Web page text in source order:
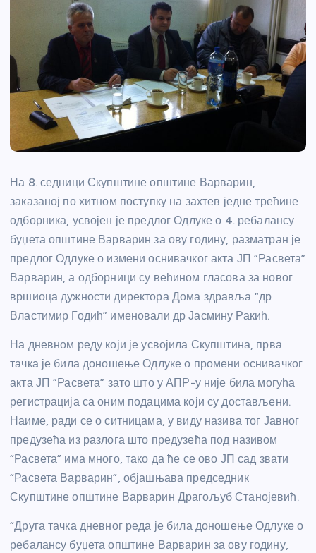
На 8. седници Скупштине општине Варварин,
заказаној по хитном поступку на захтев једне трећине
одборника, усвојен је предлог Одлуке о 4. ребалансу
буџета општине Варварин за ову годину, разматран је
предлог Одлуке о измени оснивачког акта ЈП “Расвета”
Варварин, а одборници су већином гласова за новог
вршиоца дужности директора Дома здравља “др
Властимир Годић” именовали др Јасмину Ракић.
На дневном реду који је усвојила Скупштина, прва
тачка је била доношење Одлуке о промени оснивачког
акта ЈП “Расвета” зато што у АПР-у није била могућа
регистрација са оним подацима који су достављени.
Наиме, ради се о ситницама, у виду назива тог Јавног
предузећа из разлога што предузећа под називом
“Расвета” има много, тако да ће се ово ЈП сад звати
“Расвета Варварин”, објашњава председник
Скупштине општине Варварин Драгољуб Станојевић.
“Друга тачка дневног реда је била доношење Одлуке о
ребалансу буџета општине Варварин за ову годину,